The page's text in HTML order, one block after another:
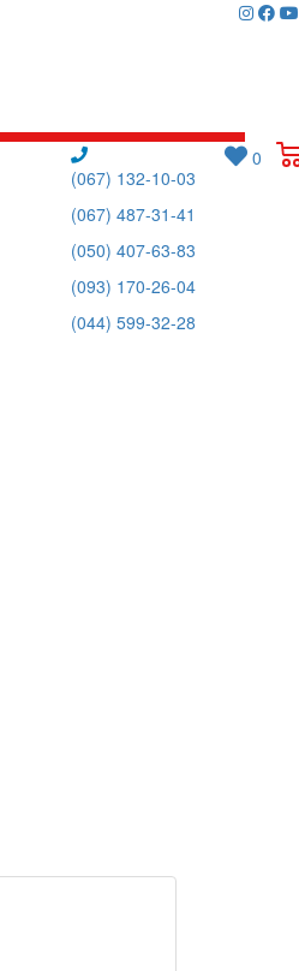
0
(067) 132-10-03
(067) 487-31-41
(050) 407-63-83
(093) 170-26-04
(044) 599-32-28